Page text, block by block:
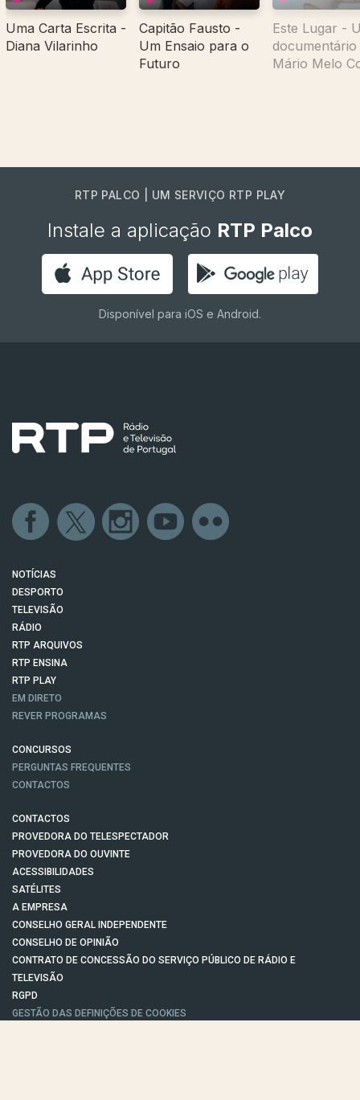
Uma Carta Escrita -
Diana Vilarinho
Capitão Fausto -
Um Ensaio para o
Futuro
Este Lugar -
documentário
Mário Melo
RTP PALCO | UM SERVIÇO RTP PLAY
Instale a aplicação RTP Palco
Disponível para iOS e Android.
NOTÍCIAS
DESPORTO
TELEVISÃO
RÁDIO
RTP ARQUIVOS
RTP ENSINA
RTP PLAY
EM DIRETO
REVER PROGRAMAS
CONCURSOS
PERGUNTAS FREQUENTES
CONTACTOS
CONTACTOS
PROVEDORA DO TELESPECTADOR
PROVEDORA DO OUVINTE
ACESSIBILIDADES
SATÉLITES
A EMPRESA
CONSELHO GERAL INDEPENDENTE
CONSELHO DE OPINIÃO
CONTRATO DE CONCESSÃO DO SERVIÇO PÚBLICO DE RÁDIO E
TELEVISÃO
RGPD
GESTÃO DAS DEFINIÇÕES DE COOKIES